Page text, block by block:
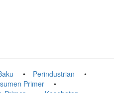
Perindustrian
Primer